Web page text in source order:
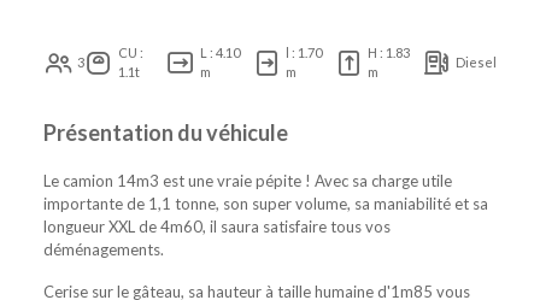
3
CU :
1.1t
L : 4.10
m
l : 1.70
m
H : 1.83
m
Diesel
Présentation du véhicule
Le camion 14m3 est une vraie pépite ! Avec sa charge utile
importante de 1,1 tonne, son super volume, sa maniabilité et sa
longueur XXL de 4m60, il saura satisfaire tous vos
déménagements.
Cerise sur le gâteau, sa hauteur à taille humaine d'1m85 vous